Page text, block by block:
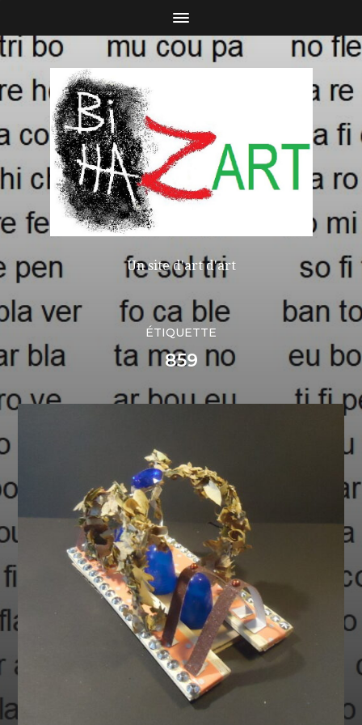
Un site d'art d'art
ÉTIQUETTE
859